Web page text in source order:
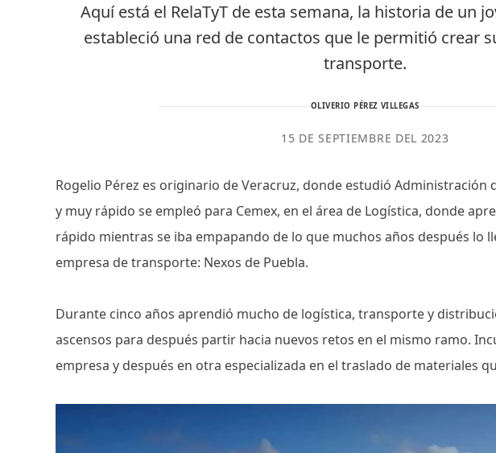
Aquí está el RelaTyT de esta semana, la historia de un
estableció una red de contactos que le permitió crear
transporte.
OLIVERIO PÉREZ VILLEGAS
15 DE SEPTIEMBRE DEL 2023
Rogelio Pérez es originario de Veracruz, donde estudió Administración
y muy rápido se empleó para Cemex, en el área de Logística, donde
rápido mientras se iba empapando de lo que muchos años después lo
empresa de transporte: Nexos de Puebla.
Durante cinco años aprendió mucho de logística, transporte y
ascensos para después partir hacia nuevos retos en el mismo ramo.
empresa y después en otra especializada en el traslado de materiales